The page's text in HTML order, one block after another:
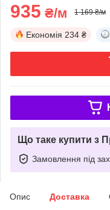
935 ₴/м 1 169 ₴/м
Економія 234 ₴
Що таке купити з
Замовлення під
Опис Доставка